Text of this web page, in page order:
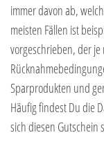
immer davon ab,
meisten Fällen ist
vorgeschrieben, der
Sparprodukten und
Häufig findest Du die
sich diesen